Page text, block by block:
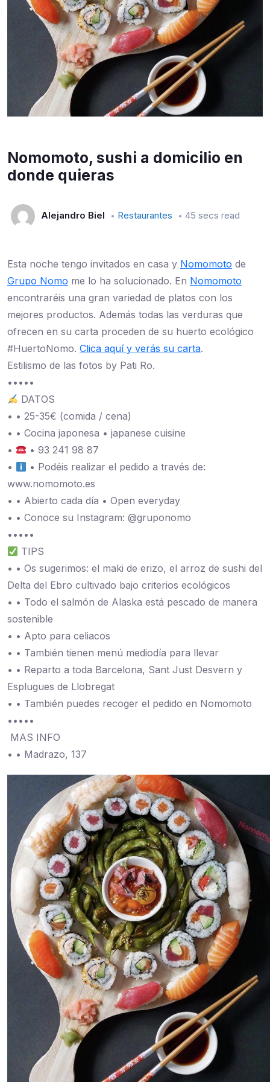
Nomomoto, sushi a domicilio en
donde quieras
Alejandro Biel Restaurantes 45 secs read
Esta noche tengo invitados en casa y Nomomoto de
Grupo Nomo me lo ha solucionado. En Nomomoto
encontraréis una gran variedad de platos con los
mejores productos. Además todas las verduras que
ofrecen en su carta proceden de su huerto ecológico
#HuertoNomo. Clica aquí y verás su carta.
Estilismo de las fotos by Pati Ro.
•••••
DATOS
• • 25-35€ (comida / cena)
• • Cocina japonesa • japanese cuisine
•
• 93 241 98 87
•
• Podéis realizar el pedido a través de:
www.nomomoto.es
• • Abierto cada día • Open everyday
• • Conoce su Instagram: @gruponomo
•••••
TIPS
• • Os sugerimos: el maki de erizo, el arroz de sushi del
Delta del Ebro cultivado bajo criterios ecológicos
• • Todo el salmón de Alaska está pescado de manera
sostenible
• • Apto para celiacos
• • También tienen menú mediodía para llevar
• • Reparto a toda Barcelona, Sant Just Desvern y
Esplugues de Llobregat
• • También puedes recoger el pedido en Nomomoto
•••••
️ MAS INFO
• • Madrazo, 137